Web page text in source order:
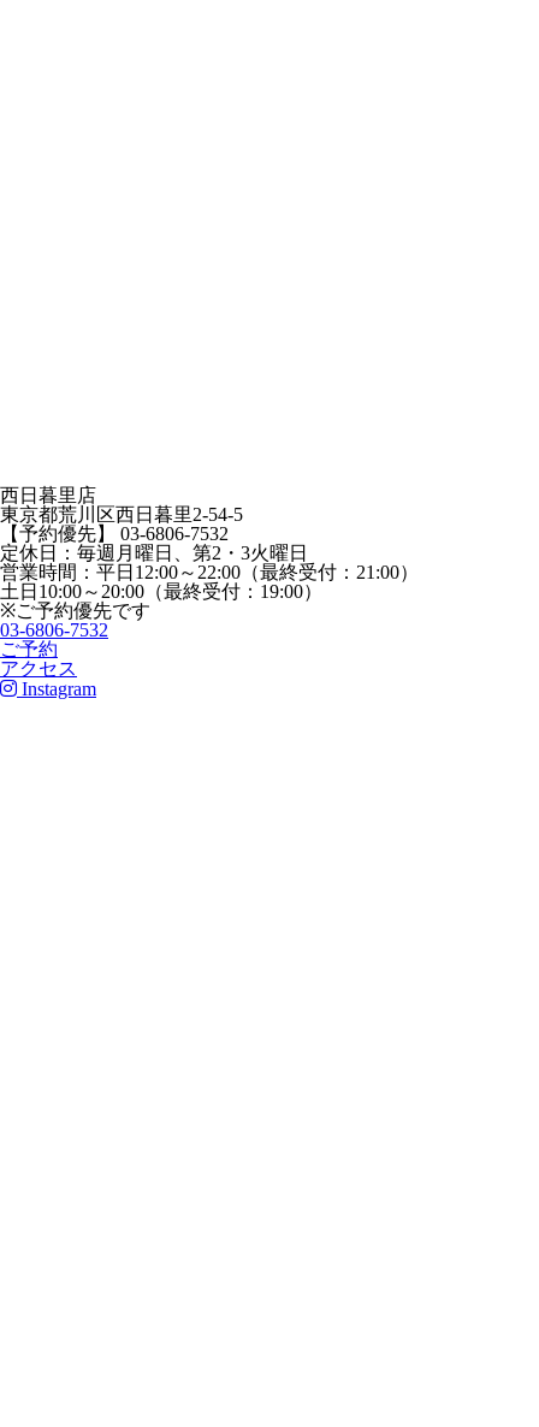
西日暮里店
東京都荒川区西日暮里2-54-5
【予約優先】 03-6806-7532
定休日：毎週月曜日、第2・3火曜日
営業時間：平日12:00～22:00（最終受付：21:00）
土日10:00～20:00（最終受付：19:00）
※ご予約優先です
03-6806-7532
ご予約
アクセス
Instagram